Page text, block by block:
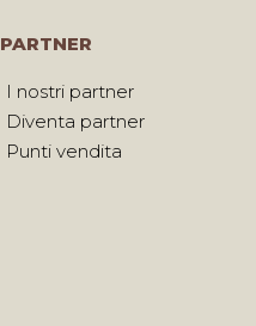
PARTNER
I nostri partner
Diventa partner
Punti vendita